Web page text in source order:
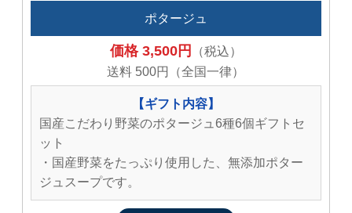
ポタージュ
価格 3,500円
（税込）
送料 500円（全国一律）
【ギフト内容】
国産こだわり野菜のポタージュ6種6個ギフトセ
ット
・国産野菜をたっぷり使用した、無添加ポター
ジュスープです。